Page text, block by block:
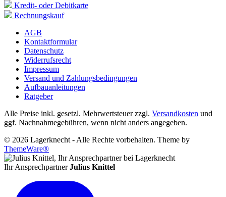
Kredit- oder Debitkarte
Rechnungskauf
AGB
Kontaktformular
Datenschutz
Widerrufsrecht
Impressum
Versand und Zahlungsbedingungen
Aufbauanleitungen
Ratgeber
Alle Preise inkl. gesetzl. Mehrwertsteuer zzgl. Versandkosten und
ggf. Nachnahmegebühren, wenn nicht anders angegeben.
© 2026 Lagerknecht - Alle Rechte vorbehalten. Theme by
ThemeWare®
Ihr Ansprechpartner Julius Knittel